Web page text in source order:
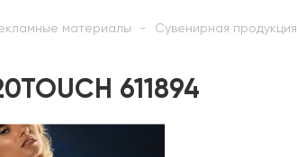
материалы Сувенирная продукция
611894